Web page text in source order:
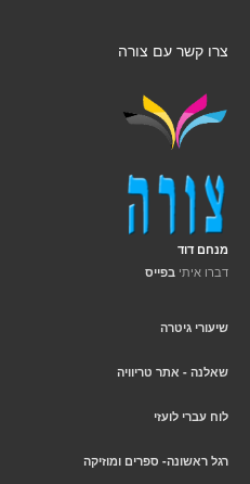
צרו קשר עם צורה
מנחם דוד
דברו איתי בפייס
שיעורי גיטרה
שאלנה - אתר טריוויה
לוח עברי לועזי
רגל ראשונה- ספרים ומוזיקה